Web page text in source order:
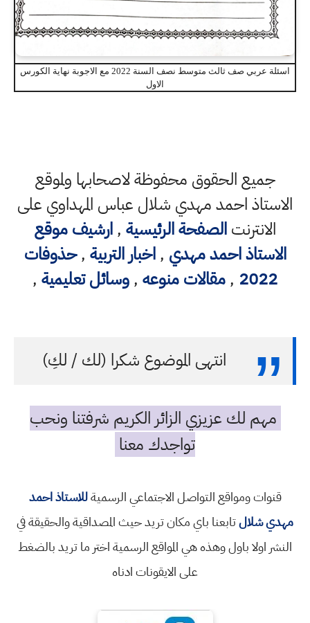
اسئلة عربي صف ثالث متوسط نصف السنة 2022 مع الاجوبة نهاية الكورس
الاول
جميع الحقوق محفوظة لاصحابها ولموقع
الاستاذ احمد مهدي شلال عباس المهداوي على
الانترنتالصفحة الرئيسية ,ارشيف موقع
الاستاذ احمد مهدي ,اخبار التربية ,حذوفات
2022
,مقالات منوعه ,وسائل تعليمية ,
انتهى الموضوع شكرا (لك / لكِ)
مهم لك عزيزي الزائر الكريم شرفتنا ونحب
تواجدك معنا
قنوات ومواقع التواصل الاجتماعي الرسميةللاستاذ احمد
مهدي شلالتابعنا باي مكان تريد حيث المصداقية والحقيقة في
النشر اولا باول وهذه هي المواقع الرسمية اختر ما تريد بالضغط
على الايقونات ادناه